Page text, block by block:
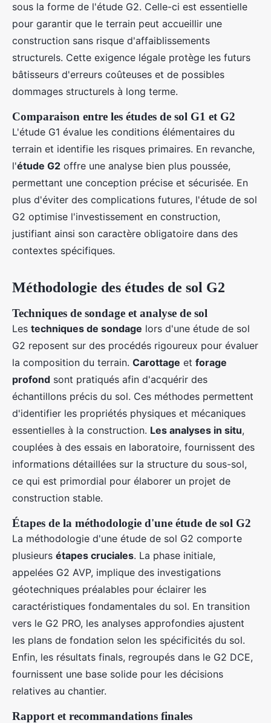
sous la forme de l'étude G2. Celle-ci est essentielle
pour garantir que le terrain peut accueillir une
construction sans risque d'affaiblissements
structurels. Cette exigence légale protège les futurs
bâtisseurs d'erreurs coûteuses et de possibles
dommages structurels à long terme.
Comparaison entre les études de sol G1 et G2
L'étude G1 évalue les conditions élémentaires du
terrain et identifie les risques primaires. En revanche,
l'étude G2 offre une analyse bien plus poussée,
permettant une conception précise et sécurisée. En
plus d'éviter des complications futures, l'étude de sol
G2 optimise l'investissement en construction,
justifiant ainsi son caractère obligatoire dans des
contextes spécifiques.
Méthodologie des études de sol G2
Techniques de sondage et analyse de sol
Les techniques de sondage lors d'une étude de sol
G2 reposent sur des procédés rigoureux pour évaluer
la composition du terrain. Carottage et forage
profond sont pratiqués afin d'acquérir des
échantillons précis du sol. Ces méthodes permettent
d'identifier les propriétés physiques et mécaniques
essentielles à la construction. Les analyses in situ,
couplées à des essais en laboratoire, fournissent des
informations détaillées sur la structure du sous-sol,
ce qui est primordial pour élaborer un projet de
construction stable.
Étapes de la méthodologie d'une étude de sol G2
La méthodologie d'une étude de sol G2 comporte
plusieurs étapes cruciales. La phase initiale,
appelées G2 AVP, implique des investigations
géotechniques préalables pour éclairer les
caractéristiques fondamentales du sol. En transition
vers le G2 PRO, les analyses approfondies ajustent
les plans de fondation selon les spécificités du sol.
Enfin, les résultats finals, regroupés dans le G2 DCE,
fournissent une base solide pour les décisions
relatives au chantier.
Rapport et recommandations finales